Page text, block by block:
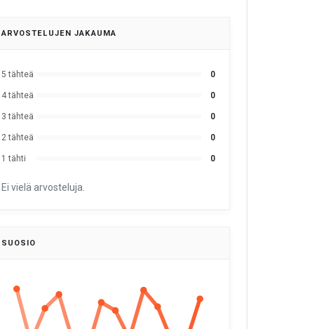
ARVOSTELUJEN JAKAUMA
5 tähteä 0
4 tähteä 0
3 tähteä 0
2 tähteä 0
1 tähti 0
Ei vielä arvosteluja.
SUOSIO